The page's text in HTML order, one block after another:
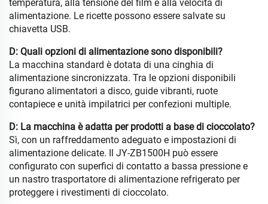
temperatura, alla tensione del film e alla velocità di
alimentazione. Le ricette possono essere salvate su
chiavetta USB.
D: Quali opzioni di alimentazione sono disponibili?
La macchina standard è dotata di una cinghia di
alimentazione sincronizzata. Tra le opzioni disponibili
figurano alimentatori a disco, guide vibranti, ruote
contapiece e unità impilatrici per confezioni multiple.
D: La macchina è adatta per prodotti a base di cioccolato?
Sì, con un raffreddamento adeguato e impostazioni di
alimentazione delicate. Il JY-ZB1500H può essere
configurato con superfici di contatto a bassa pressione e
un nastro trasportatore di alimentazione refrigerato per
proteggere i rivestimenti di cioccolato.